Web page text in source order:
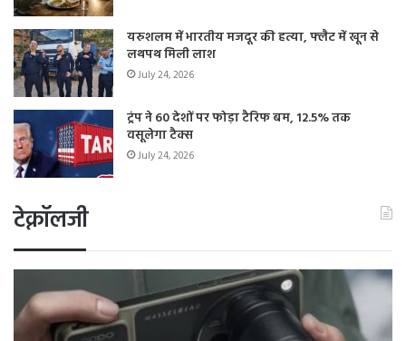
यरुशलम में भारतीय मजदूर की हत्या, फ्लैट में खून से
लथपथ मिली लाश
July 24, 2026
ट्रंप ने 60 देशों पर फोड़ा टैरिफ बम, 12.5% तक
वसूलेगा टैक्स
July 24, 2026
टेक्नॉलजी